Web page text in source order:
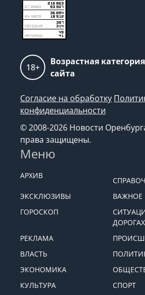
18+
Возрастная категория
сайта
Согласие на обработку
конфиденциальности
© 2008-2026 Новости
права защищены.
Меню
АРХИВ
ЭКСКЛЮЗИВЫ
ВАЖНОЕ
ГОРОСКОП
ДОРОГАХ
РЕКЛАМА
ВЛАСТЬ
ЭКОНОМИКА
КУЛЬТУРА
СПОРТ